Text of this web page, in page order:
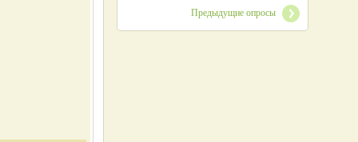
Предыдущие опросы